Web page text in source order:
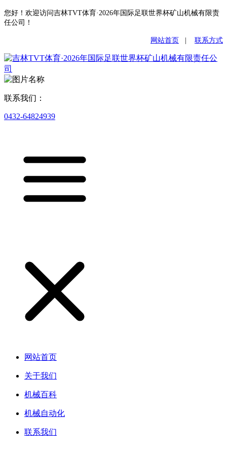
您好！欢迎访问吉林TVT体育·2026年国际足联世界杯矿山机械有限责
任公司！
网站首页 联系方式
联系我们：
0432-64824939
网站首页
关于我们
机械百科
机械自动化
联系我们